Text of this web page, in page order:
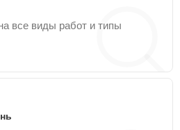
все виды работ и типы